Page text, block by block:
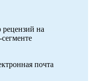
на
почта